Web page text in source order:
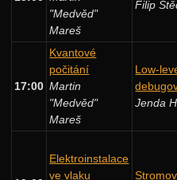
"Medvěd"
Mareš
Filip
17:00
Kvantové
počitání
Martin
"Medvěd"
Mareš
Low-
Jenda
Elektroinstalace
ve vlaku